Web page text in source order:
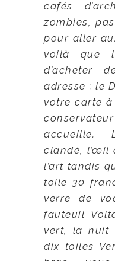
cafés
zombies,
pour aller
voilà que
d’acheter
adresse : le
votre carte
accueille.
clandé, l’œil
l’art tandis
toile 30
verre de
fauteuil
vert, la nuit
dix toiles